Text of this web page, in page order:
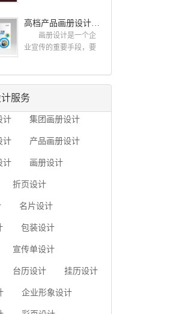
贴网络时代的发展潮
流，对中国网络应用的
现状和趋势有很深的...
案的程度是我们的目
标，其难度比之其它任
何艺术设计都要大得
循以下的原则： 1.详
的、适用范畴并深刻...
广州集团/单位/产品/目录
画册设计/印刷公司。相
信不少喜欢设计的小伙
古柏设计 古柏品牌
设计系品牌策划与推
面设计、产品包装设
站建设与推广的专业...
要找一家出色的画册制
作公司。下面古柏品牌
设计就给大家说说如何
画册?高级画册设计公
册设计公司 首先是
员工的能力是否过硬。
这包括调研人员观察捕
捉信息、与企业顺利沟
能力;摄影人员拍摄出真
片的能力;设计人员高水
作软件，深谙画册设...
高档产品画册设计的有哪些小技巧
画册设计是一个企
业宣传的重要手段，要
示企业品牌形象。高档
产品画册设计有哪些小
古柏品牌设计怎么说!高
高档产品画册设计要注
关注 现在企业都在
使用产品画册来进行市
设计就应该更多的重视
一个成功的高档产品画
司的企业精神、核心理
服务
计 集团画册设计
计 产品画册设计
计 画册设计
折页设计
名片设计
包装设计
宣传单设计
台历设计 挂历设计
企业形象设计